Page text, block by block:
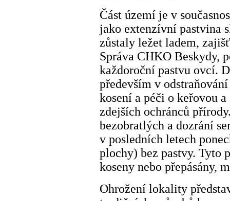
Část území je v
jako extenzívní pastvina
zůstaly ležet ladem,
Správa CHKO Beskydy,
každoroční pastvu ovcí.
především v
kosení a péči o keřovou
zdejších ochránců
bezobratlých a dozrání
v posledních letech
plochy) bez pastvy. Tyto
koseny nebo přepásány,
Ohrožení lokality